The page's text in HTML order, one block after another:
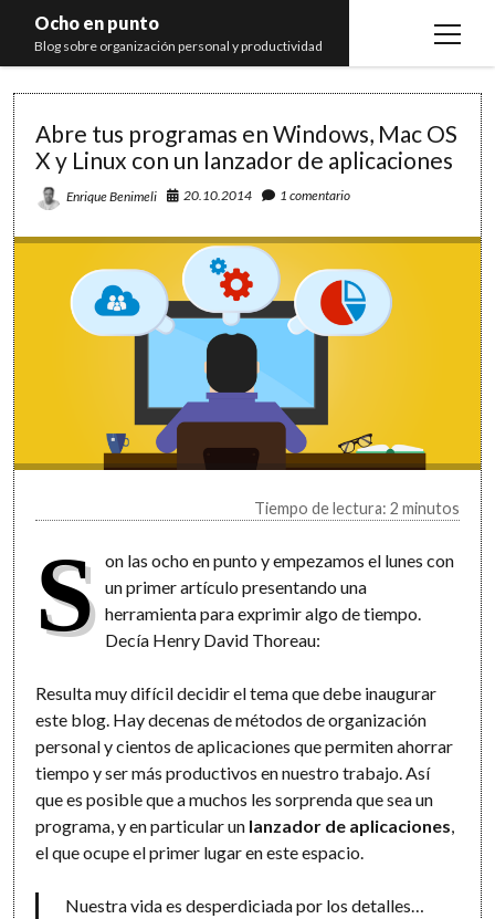
Ocho en punto
Blog sobre organización personal y productividad
open
Libros
Recomendaciones
Ocho
en
punto
Abre tus programas en Windows, Mac OS
X y Linux con un lanzador de aplicaciones
Enrique Benimeli 20.10.2014 1 comentario
Tiempo de lectura: 2 minutos
S on las ocho en punto y empezamos el lunes con
un primer artículo presentando una
herramienta para exprimir algo de tiempo.
Decía Henry David Thoreau:
Resulta muy difícil decidir el tema que debe inaugurar
este blog. Hay decenas de métodos de organización
personal y cientos de aplicaciones que permiten ahorrar
tiempo y ser más productivos en nuestro trabajo. Así
que es posible que a muchos les sorprenda que sea un
programa, y en particular un lanzador de aplicaciones
el que ocupe el primer lugar en este espacio.
Nuestra vida es desperdiciada por los detalles…